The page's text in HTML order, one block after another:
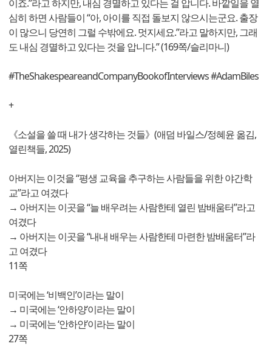
이죠.”라고 하지만, 내심 경멸하고 있다는 걸 압니다. 바깥일을 열
심히 하면 사람들이 “아, 아이를 직접 돌보지 않으시는군요. 출장
이 많으니 당연히 그럴 수밖에요. 멋지세요.”라고 말하지만, 그래
도 내심 경멸하고 있다는 것을 압니다.” (169쪽/슬리마니)
#TheShakespeareandCompanyBookofInterviews #AdamBiles
+
《소설을 쓸 때 내가 생각하는 것들》(애덤 바일스/정혜윤 옮김,
열린책들, 2025)
아버지는 이것을 “평생 교육을 추구하는 사람들을 위한 야간학
교”라고 여겼다
→ 아버지는 이곳을 “늘 배우려는 사람한테 열린 밤배움터”라고
여겼다
→ 아버지는 이곳을 “내내 배우는 사람한테 마련한 밤배움터”라
고 여겼다
11쪽
미국에는 ‘비백인’이라는 말이
→ 미국에는 ‘안하양’이라는 말이
→ 미국에는 ‘안하얀’이라는 말이
27쪽